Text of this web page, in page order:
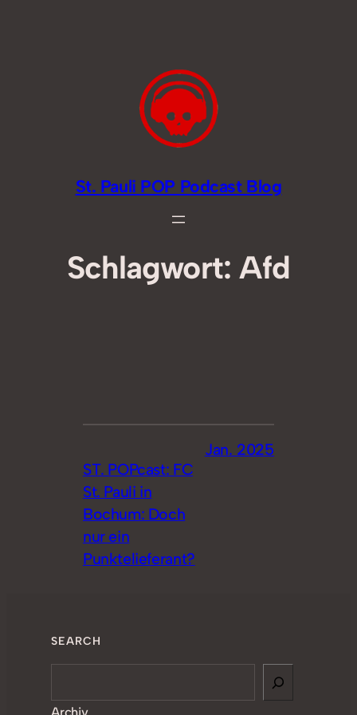
St. Pauli POP Podcast Blog
Schlagwort:Afd
ST. POPcast: FC
St. Pauli in
Bochum: Doch
nur ein
Punktelieferant?
Jan. 2025
SEARCH